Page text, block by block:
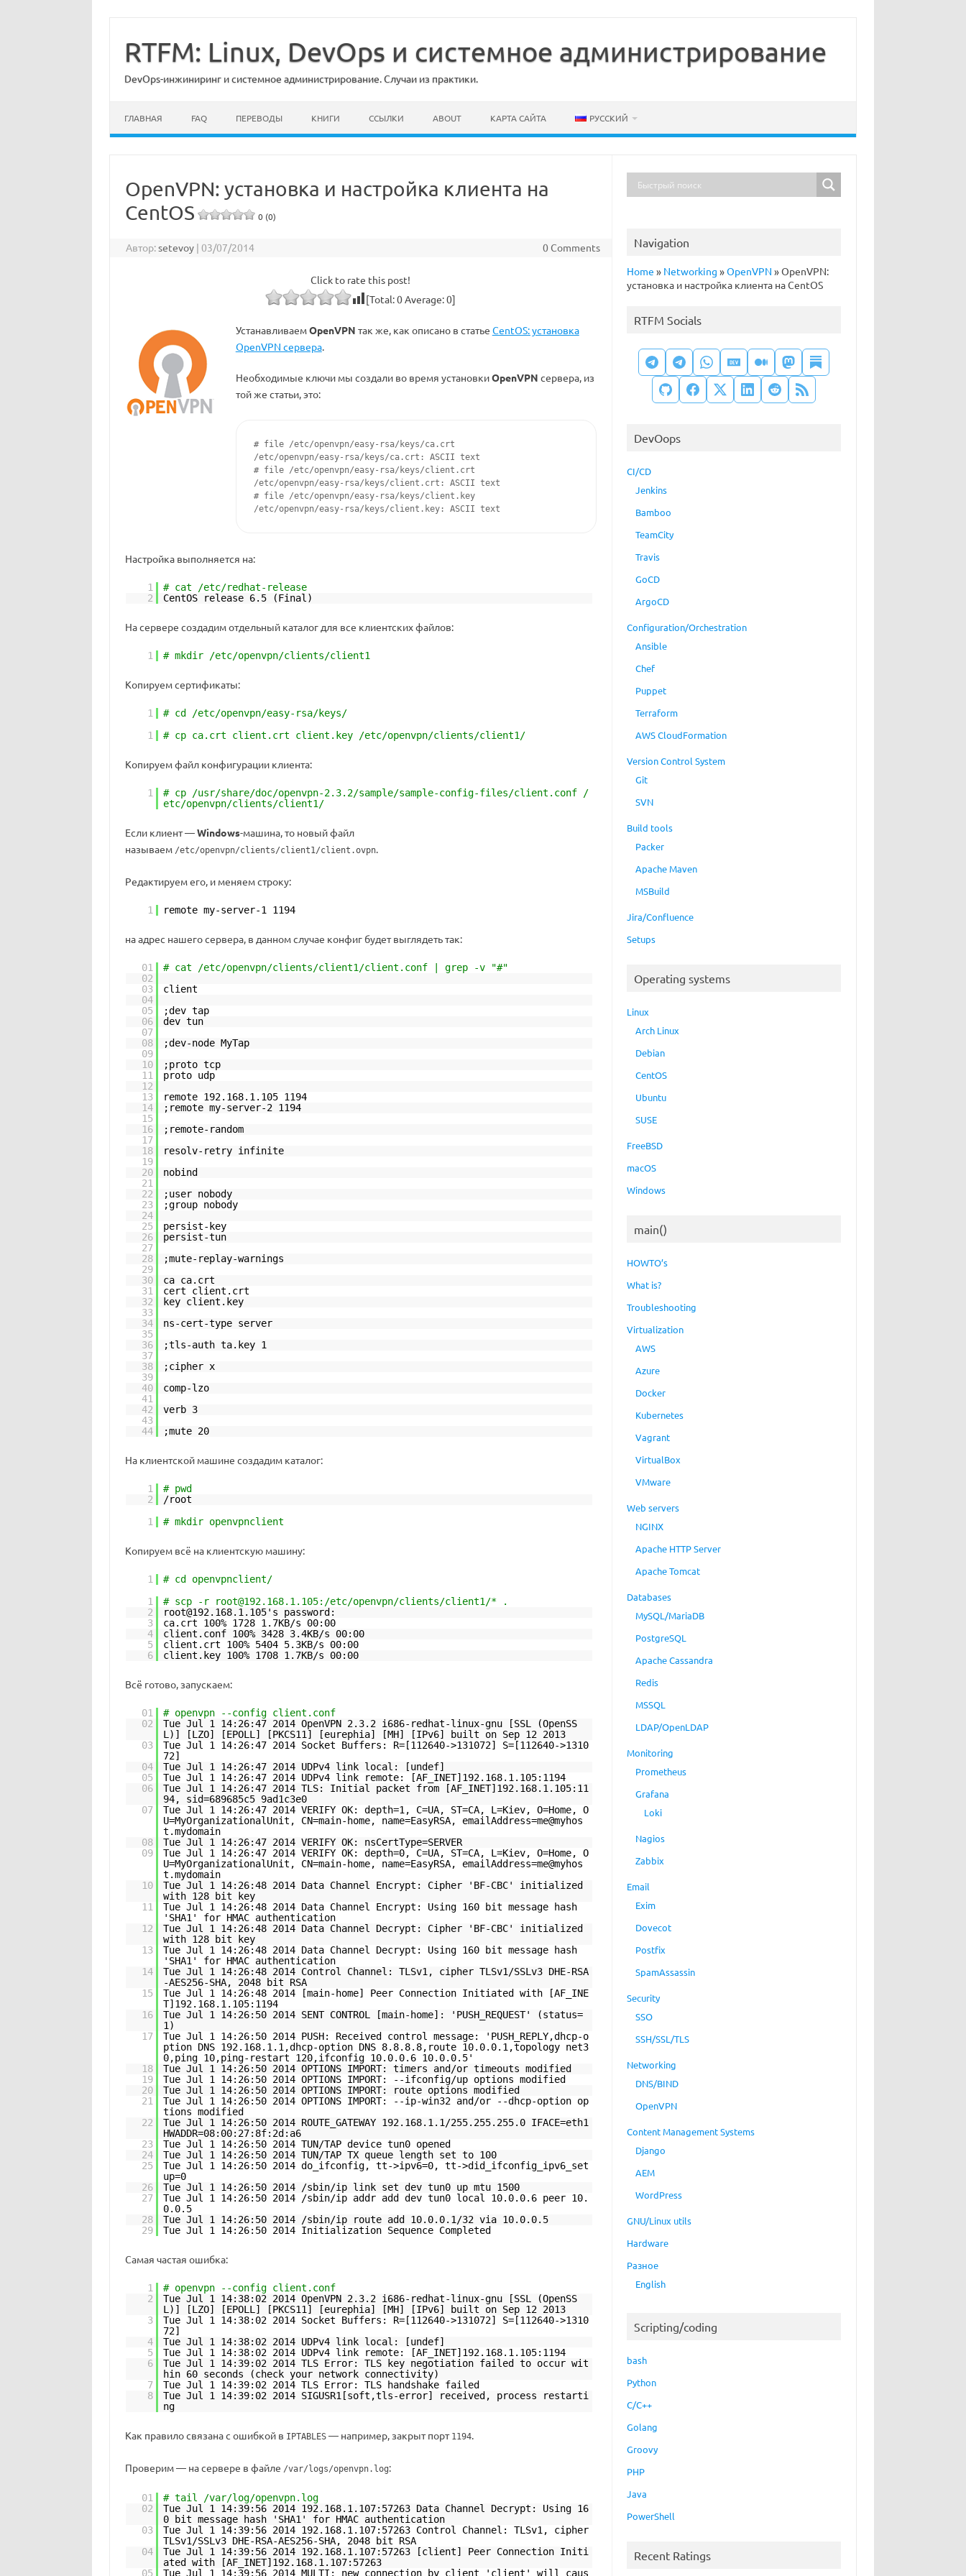
содержимому
RTFM: Linux, DevOps и системное администрирование
DevOps-инжиниринг и системное администрирование. Случаи из практики.
ГЛАВНАЯ FAQ ПЕРЕВОДЫ КНИГИ ССЫЛКИ ABOUT КАРТА САЙТА РУССКИЙ
OpenVPN: установка и настройка клиента на
CentOS
0 (0)
Автор:setevoy | 03/07/2014 0 Comments
Click to rate this post!
[Total:0Average:0]
УстанавливаемOpenVPN так же, как описано в статье CentOS: установка
OpenVPN сервера.
Необходимые ключи мы создали во время установкиOpenVPN сервера, из
той же статьи, это:
# file /etc/openvpn/easy-rsa/keys/ca.crt
/etc/openvpn/easy-rsa/keys/ca.crt: ASCII text
# file /etc/openvpn/easy-rsa/keys/client.crt
/etc/openvpn/easy-rsa/keys/client.crt: ASCII text
# file /etc/openvpn/easy-rsa/keys/client.key
/etc/openvpn/easy-rsa/keys/client.key: ASCII text
Настройка выполняется на:
1
# cat /etc/redhat-release
2
CentOS release 6.5 (Final)
На сервере создадим отдельный каталог для все клиентских файлов:
1 # mkdir /etc/openvpn/clients/client1
Копируем сертификаты:
1
# cd /etc/openvpn/easy-rsa/keys/
1
# cp ca.crt client.crt client.key /etc/openvpn/clients/client1/
Копируем файл конфигурации клиента:
1
# cp /usr/share/doc/openvpn-2.3.2/sample/sample-config-files/client.conf /
etc/openvpn/clients/client1/
Если клиент —Windows-машина, то новый файл
называем /etc/openvpn/clients/client1/client.ovpn.
Редактируем его, и меняем строку:
1 remote my-server-1 1194
на адрес нашего сервера, в данном случае конфиг будет выглядеть так:
01
# cat /etc/openvpn/clients/client1/client.conf | grep -v "#"
02
03
client
04
05
;dev tap
06
dev tun
07
08
;dev-node MyTap
09
10
;proto tcp
11
proto udp
12
13
remote 192.168.1.105 1194
14
;remote my-server-2 1194
15
16
;remote-random
17
18
resolv-retry infinite
19
20
nobind
21
22
;user nobody
23
;group nobody
24
25
persist-key
26
persist-tun
27
28
;mute-replay-warnings
29
30
ca ca.crt
31
cert client.crt
32
key client.key
33
34
ns-cert-type server
35
36
;tls-auth ta.key 1
37
38
;cipher x
39
40
comp-lzo
41
42
verb 3
43
44
;mute 20
На клиентской машине создадим каталог:
1
# pwd
2
/root
1
# mkdir openvpnclient
Копируем всё на клиентскую машину:
1
# cd openvpnclient/
1
# scp -r root@192.168.1.105:/etc/openvpn/clients/client1/* .
2
root@192.168.1.105's password:
3
ca.crt 100% 1728 1.7KB/s 00:00
4
client.conf 100% 3428 3.4KB/s 00:00
5
client.crt 100% 5404 5.3KB/s 00:00
6
client.key 100% 1708 1.7KB/s 00:00
Всё готово, запускаем:
01
# openvpn --config client.conf
02
Tue Jul 1 14:26:47 2014 OpenVPN 2.3.2 i686-redhat-linux-gnu [SSL (OpenSS
L)] [LZO] [EPOLL] [PKCS11] [eurephia] [MH] [IPv6] built on Sep 12 2013
03
Tue Jul 1 14:26:47 2014 Socket Buffers: R=[112640->131072] S=[112640->1310
72]
04
Tue Jul 1 14:26:47 2014 UDPv4 link local: [undef]
05
Tue Jul 1 14:26:47 2014 UDPv4 link remote: [AF_INET]192.168.1.105:1194
06
Tue Jul 1 14:26:47 2014 TLS: Initial packet from [AF_INET]192.168.1.105:11
94, sid=689685c5 9ad1c3e0
07
Tue Jul 1 14:26:47 2014 VERIFY OK: depth=1, C=UA, ST=CA, L=Kiev, O=Home, O
U=MyOrganizationalUnit, CN=main-home, name=EasyRSA, emailAddress=me@myhos
t.mydomain
08
Tue Jul 1 14:26:47 2014 VERIFY OK: nsCertType=SERVER
09
Tue Jul 1 14:26:47 2014 VERIFY OK: depth=0, C=UA, ST=CA, L=Kiev, O=Home, O
U=MyOrganizationalUnit, CN=main-home, name=EasyRSA, emailAddress=me@myhos
t.mydomain
10
Tue Jul 1 14:26:48 2014 Data Channel Encrypt: Cipher 'BF-CBC' initialized
with 128 bit key
11
Tue Jul 1 14:26:48 2014 Data Channel Encrypt: Using 160 bit message hash
'SHA1' for HMAC authentication
12
Tue Jul 1 14:26:48 2014 Data Channel Decrypt: Cipher 'BF-CBC' initialized
with 128 bit key
13
Tue Jul 1 14:26:48 2014 Data Channel Decrypt: Using 160 bit message hash
'SHA1' for HMAC authentication
14
Tue Jul 1 14:26:48 2014 Control Channel: TLSv1, cipher TLSv1/SSLv3 DHE-RSA
-AES256-SHA, 2048 bit RSA
15
Tue Jul 1 14:26:48 2014 [main-home] Peer Connection Initiated with [AF_INE
T]192.168.1.105:1194
16
Tue Jul 1 14:26:50 2014 SENT CONTROL [main-home]: 'PUSH_REQUEST' (status=
1)
17
Tue Jul 1 14:26:50 2014 PUSH: Received control message: 'PUSH_REPLY,dhcp-o
ption DNS 192.168.1.1,dhcp-option DNS 8.8.8.8,route 10.0.0.1,topology net3
0,ping 10,ping-restart 120,ifconfig 10.0.0.6 10.0.0.5'
18
Tue Jul 1 14:26:50 2014 OPTIONS IMPORT: timers and/or timeouts modified
19
Tue Jul 1 14:26:50 2014 OPTIONS IMPORT: --ifconfig/up options modified
20
Tue Jul 1 14:26:50 2014 OPTIONS IMPORT: route options modified
21
Tue Jul 1 14:26:50 2014 OPTIONS IMPORT: --ip-win32 and/or --dhcp-option op
tions modified
22
Tue Jul 1 14:26:50 2014 ROUTE_GATEWAY 192.168.1.1/255.255.255.0 IFACE=eth1
HWADDR=08:00:27:8f:2d:a6
23
Tue Jul 1 14:26:50 2014 TUN/TAP device tun0 opened
24
Tue Jul 1 14:26:50 2014 TUN/TAP TX queue length set to 100
25
Tue Jul 1 14:26:50 2014 do_ifconfig, tt->ipv6=0, tt->did_ifconfig_ipv6_set
up=0
26
Tue Jul 1 14:26:50 2014 /sbin/ip link set dev tun0 up mtu 1500
27
Tue Jul 1 14:26:50 2014 /sbin/ip addr add dev tun0 local 10.0.0.6 peer 10.
0.0.5
28
Tue Jul 1 14:26:50 2014 /sbin/ip route add 10.0.0.1/32 via 10.0.0.5
29
Tue Jul 1 14:26:50 2014 Initialization Sequence Completed
Самая частая ошибка:
1
# openvpn --config client.conf
2
Tue Jul 1 14:38:02 2014 OpenVPN 2.3.2 i686-redhat-linux-gnu [SSL (OpenSS
L)] [LZO] [EPOLL] [PKCS11] [eurephia] [MH] [IPv6] built on Sep 12 2013
3
Tue Jul 1 14:38:02 2014 Socket Buffers: R=[112640->131072] S=[112640->1310
72]
4
Tue Jul 1 14:38:02 2014 UDPv4 link local: [undef]
5
Tue Jul 1 14:38:02 2014 UDPv4 link remote: [AF_INET]192.168.1.105:1194
6
Tue Jul 1 14:39:02 2014 TLS Error: TLS key negotiation failed to occur wit
hin 60 seconds (check your network connectivity)
7
Tue Jul 1 14:39:02 2014 TLS Error: TLS handshake failed
8
Tue Jul 1 14:39:02 2014 SIGUSR1[soft,tls-error] received, process restarti
ng
Как правило связана с ошибкой в IPTABLES— например, закрыт порт 1194.
Проверим — на сервере в файле /var/logs/openvpn.log:
01
# tail /var/log/openvpn.log
02
Tue Jul 1 14:39:56 2014 192.168.1.107:57263 Data Channel Decrypt: Using 16
0 bit message hash 'SHA1' for HMAC authentication
03
Tue Jul 1 14:39:56 2014 192.168.1.107:57263 Control Channel: TLSv1, cipher
TLSv1/SSLv3 DHE-RSA-AES256-SHA, 2048 bit RSA
04
Tue Jul 1 14:39:56 2014 192.168.1.107:57263 [client] Peer Connection Initi
ated with [AF_INET]192.168.1.107:57263
05
Tue Jul 1 14:39:56 2014 MULTI: new connection by client 'client' will caus
Navigation
Home » Networking »OpenVPN »OpenVPN:
установка и настройка клиента на CentOS
RTFM Socials
DevOops
CI/CD
Jenkins
Bamboo
TeamCity
Travis
GoCD
ArgoCD
Configuration/Orchestration
Ansible
Chef
Puppet
Terraform
AWS CloudFormation
Version Control System
Git
SVN
Build tools
Packer
Apache Maven
MSBuild
Jira/Confluence
Setups
Operating systems
Linux
Arch Linux
Debian
CentOS
Ubuntu
SUSE
FreeBSD
macOS
Windows
main()
HOWTO’s
What is?
Troubleshooting
Virtualization
AWS
Azure
Docker
Kubernetes
Vagrant
VirtualBox
VMware
Web servers
NGINX
Apache HTTP Server
Apache Tomcat
Databases
MySQL/MariaDB
PostgreSQL
Apache Cassandra
Redis
MSSQL
LDAP/OpenLDAP
Monitoring
Prometheus
Grafana
Loki
Nagios
Zabbix
Email
Exim
Dovecot
Postfix
SpamAssassin
Security
SSO
SSH/SSL/TLS
Networking
DNS/BIND
OpenVPN
Content Management Systems
Django
AEM
WordPress
GNU/Linux utils
Hardware
Разное
English
Scripting/coding
bash
Python
C/C++
Golang
Groovy
PHP
Java
PowerShell
Recent Ratings